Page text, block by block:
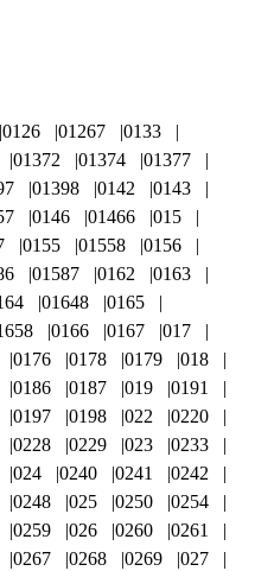
0126 01267
0133
01372 01374
01377
01398 0142
0143
0146 01466
015
0155 01558
0156
01587 0162
0163
01648
0165
0166 0167
017
0176 0178 0179
018
0186 0187 019
0191
0197 0198 022
0220
0228 0229 023
0233
024 0240 0241
0242
0248 025 0250
0254
0259 026 0260
0261
0267 0268 0269 027